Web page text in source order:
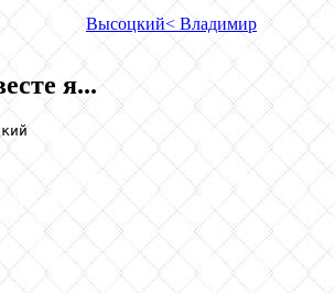
Высоцкий< Владимир
я...